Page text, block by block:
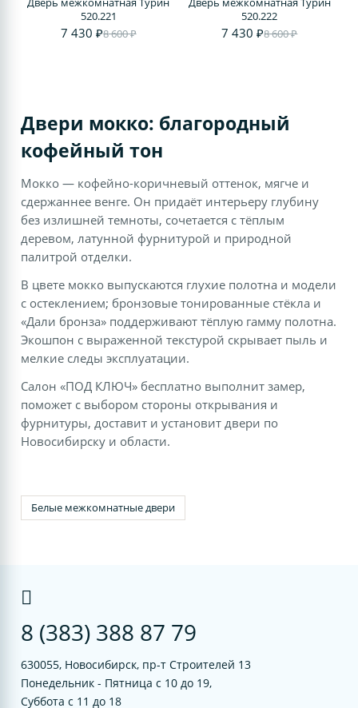
520.221
7 430 ₽8 600 ₽
520.222
7 430 ₽8 600 ₽
Двери мокко: благородный
кофейный тон
Мокко — кофейно-коричневый оттенок, мягче и
сдержаннее венге. Он придаёт интерьеру глубину
без излишней темноты, сочетается с тёплым
деревом, латунной фурнитурой и природной
палитрой отделки.
В цвете мокко выпускаются глухие полотна и модели
с остеклением; бронзовые тонированные стёкла и
«Дали бронза» поддерживают тёплую гамму полотна.
Экошпон с выраженной текстурой скрывает пыль и
мелкие следы эксплуатации.
Салон «ПОД КЛЮЧ» бесплатно выполнит замер,
поможет с выбором стороны открывания и
фурнитуры, доставит и установит двери по
Новосибирску и области.
Белые межкомнатные двери
8 (383) 388 87 79
630055, Новосибирск, пр-т Строителей 13
Понедельник - Пятница с 10 до 19,
Суббота с 11 до 18